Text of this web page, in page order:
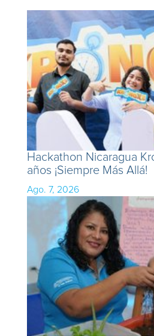
Hackathon Nicaragua
años ¡Siempre Más Allá!
Ago. 7, 2026